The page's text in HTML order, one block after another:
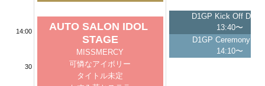
14:00
30
AUTO SALON IDOL
STAGE
MISSMERCY
可憐なアイボリー
タイトル未定
D1GP Kick Off
13:40〜
D1GP Ceremony
14:10〜